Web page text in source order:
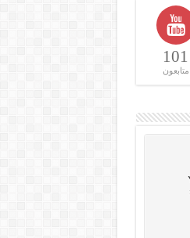
101
متابعون